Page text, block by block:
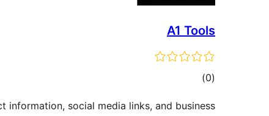
A1 Tools
(0 דרוגים)
information, social media links, and business